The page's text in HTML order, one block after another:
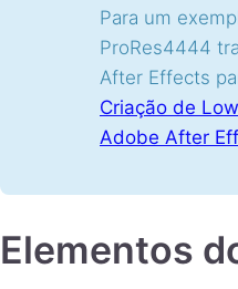
Para um
ProRes4444
After Effects
Criação de
Adobe After
Elementos